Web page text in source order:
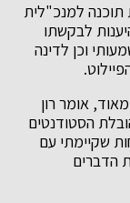
למנכ"לית
לבקשתו
וכן לדינה
אומר רון
הסטודנטים
שקיימתי עם
הדברים